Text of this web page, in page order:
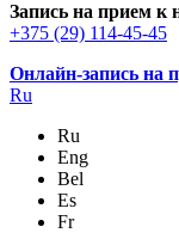
Запись на прием к
+375 (29) 114-45-45
Онлайн-запись на
Ru
Ru
Eng
Bel
Es
Fr